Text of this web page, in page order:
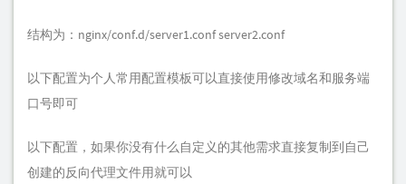
结构为：nginx/conf.d/server1.conf server2.conf
以下配置为个人常用配置模板可以直接使用修改域名和服务端
口号即可
以下配置，如果你没有什么自定义的其他需求直接复制到自己
创建的反向代理文件用就可以